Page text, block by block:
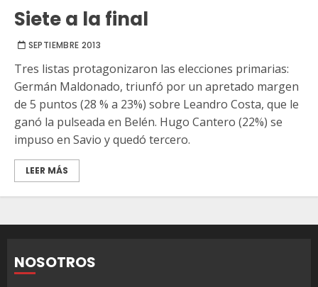
Siete a la final
SEPTIEMBRE 2013
Tres listas protagonizaron las elecciones primarias:
Germán Maldonado, triunfó por un apretado margen
de 5 puntos (28 % a 23%) sobre Leandro Costa, que le
ganó la pulseada en Belén. Hugo Cantero (22%) se
impuso en Savio y quedó tercero.
LEER MÁS
NOSOTROS